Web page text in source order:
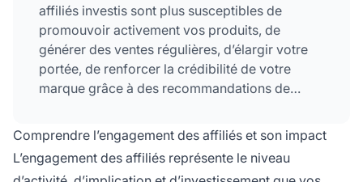
affiliés investis sont plus susceptibles de
promouvoir activement vos produits, de
générer des ventes régulières, d’élargir votre
portée, de renforcer la crédibilité de votre
marque grâce à des recommandations de
durables qui influencent directement le succès
global et la rentabilité de votre programme.
Comprendre l’engagement des affiliés et son impact
L’engagement des affiliés représente le niveau